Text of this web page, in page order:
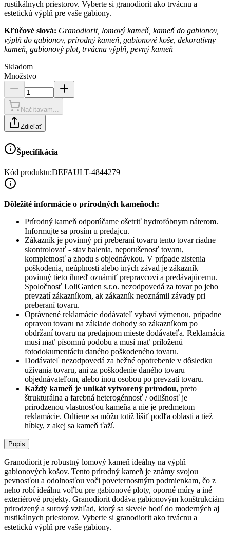
rustikálnych priestorov. Vyberte si granodiorit ako trvácnu a
estetickú výplň pre vaše gabiony.
Kľúčové slová: Granodiorit, lomový kameň, kameň do gabionov,
výplň do gabionov, prírodný kameň, gabionové koše, dekoratívny
kameň, gabionový plot, trvácna výplň, pevný kameň
Skladom
Množstvo
Načítavam...
Zdieľať
Špecifikácia
Kód produktu:DEFAULT-4844279
Dôležité informácie o prírodných kameňoch:
Prírodný kameň odporúčame ošetriť hydrofóbnym náterom.
Informujte sa prosím u predajcu.
Zákazník je povinný pri preberaní tovaru tento tovar riadne
skontrolovať - stav balenia, neporušenosť tovaru,
kompletnosť a zhodu s objednávkou. V prípade zistenia
poškodenia, neúplnosti alebo iných závad je zákazník
povinný tieto ihneď oznámiť prepravcovi a predávajúcemu.
Spoločnosť LoliGarden s.r.o. nezodpovedá za tovar po jeho
prevzatí zákazníkom, ak zákazník neoznámil závady pri
preberaní tovaru.
Oprávnené reklamácie dodávateľ vybaví výmenou, prípadne
opravou tovaru na základe dohody so zákazníkom po
obdržaní tovaru na predajnom mieste dodávateľa. Reklamácia
musí mať písomnú podobu a musí mať priloženú
fotodokumentáciu daného poškodeného tovaru.
Dodávateľ nezodpovedá za bežné opotrebenie v dôsledku
užívania tovaru, ani za poškodenie daného tovaru
objednávateľom, alebo inou osobou po prevzatí tovaru.
Každý kameň je unikát vytvorený prírodou, preto
štrukturálna a farebná heterogénnosť / odlišnosť je
prirodzenou vlastnosťou kameňa a nie je predmetom
reklamácie. Odtiene sa môžu totiž líšiť podľa oblasti a tiež
hĺbky, z akej sa kameň ťaží.
Popis
Granodiorit je robustný lomový kameň ideálny na výplň
gabionových košov. Tento prírodný kameň je známy svojou
pevnosťou a odolnosťou voči poveternostným podmienkam, čo z
neho robí ideálnu voľbu pre gabionové ploty, oporné múry a iné
exteriérové projekty. Granodiorit dodáva gabionovým konštrukciám
prirodzený a surový vzhľad, ktorý sa skvele hodí do moderných aj
rustikálnych priestorov. Vyberte si granodiorit ako trvácnu a
estetickú výplň pre vaše gabiony.